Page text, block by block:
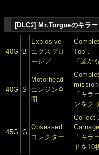
[DLC2] Mr.Torgueのキラ
40G B
Explosive
エクスプロ
ーシブ
Top".
「遥か
40G S
Motorhead
エンジン全
開
「キラ
ンをク
45G G
Obsessed
コレクター
Collect
「キラ
ドを10